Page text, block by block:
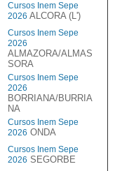
Cursos Inem Sepe
2026 ALCORA (L')
Cursos Inem Sepe
2026
ALMAZORA/ALMAS
SORA
Cursos Inem Sepe
2026
BORRIANA/BURRIA
NA
Cursos Inem Sepe
2026 ONDA
Cursos Inem Sepe
2026 SEGORBE